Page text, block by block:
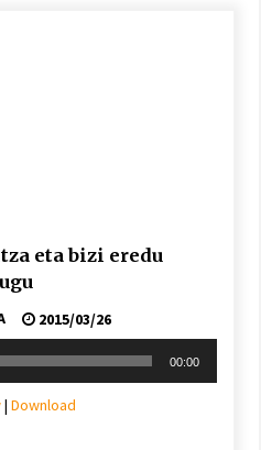
eta bizi eredu
2015/03/26
00:00
| Download